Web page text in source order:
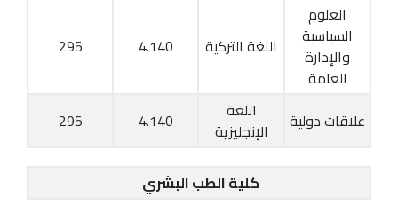
العلوم
السياسية
والإدارة
العامة
اللغة التركية 4.140
295
علاقات دولية
اللغة
الإنجليزية
4.140
295
كلية الطب البشري